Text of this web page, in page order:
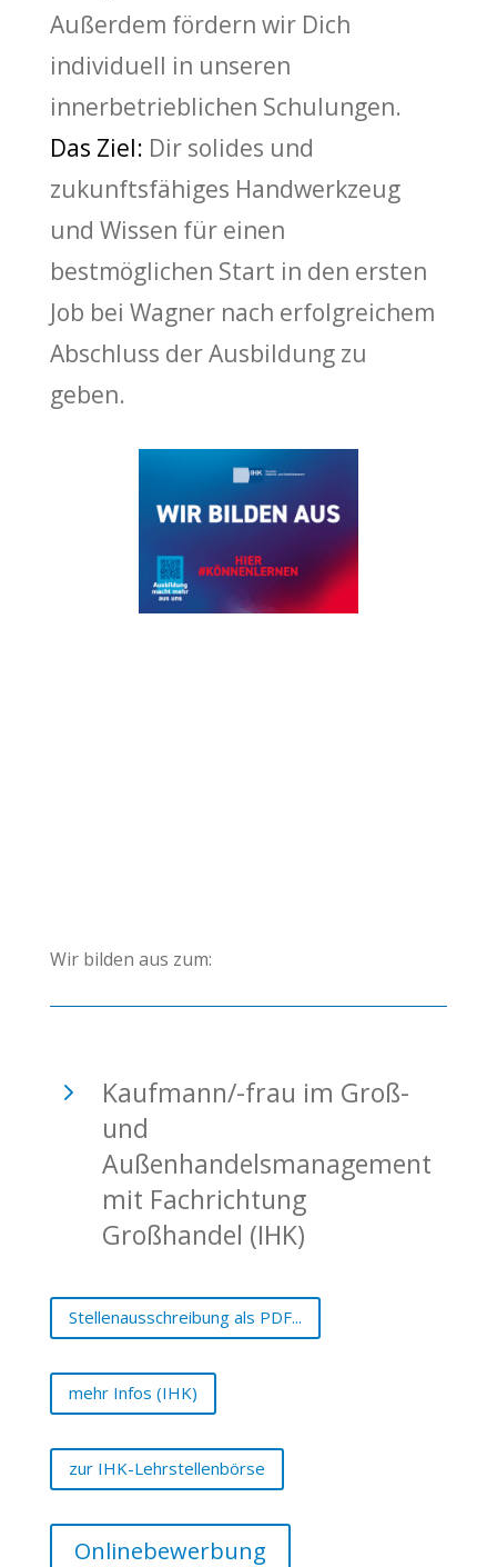
Außerdem fördern wir Dich
individuell in unseren
innerbetrieblichen Schulungen.
Das Ziel: Dir solides und
zukunftsfähiges Handwerkzeug
und Wissen für einen
bestmöglichen Start in den ersten
Job bei Wagner nach erfolgreichem
Abschluss der Ausbildung zu
geben.
Wir bilden aus zum:
5
Kaufmann/-frau im Groß-
und
Außenhandelsmanagement
mit Fachrichtung
Großhandel (IHK)
Stellenausschreibung als PDF...
mehr Infos (IHK)
zur IHK-Lehrstellenbörse
Onlinebewerbung